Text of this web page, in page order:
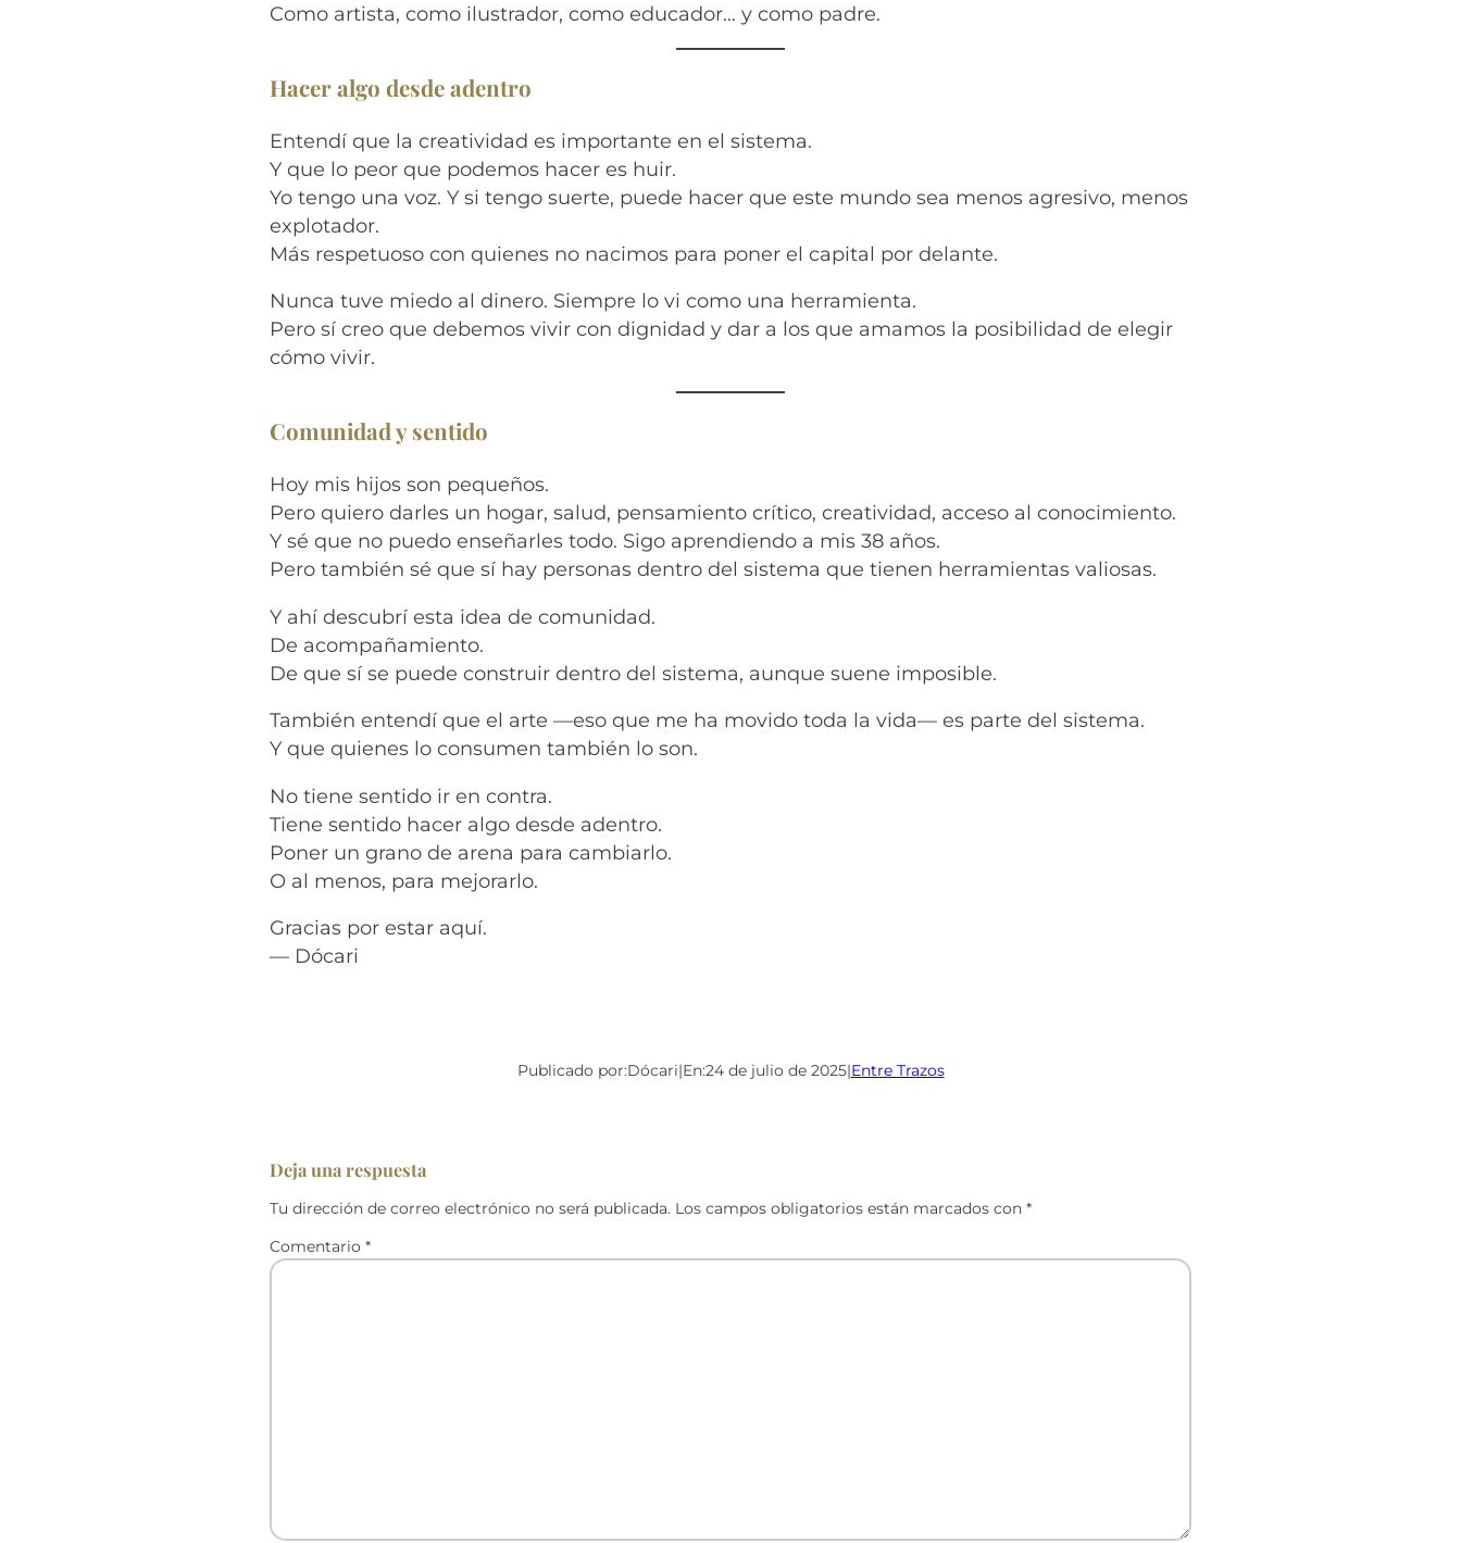
Como artista, como ilustrador, como educador… y como padre.
Hacer algo desde adentro
Entendí que la creatividad es importante en el sistema.
Y que lo peor que podemos hacer es huir.
Yo tengo una voz. Y si tengo suerte, puede hacer que este mundo sea menos agresivo, menos
explotador.
Más respetuoso con quienes no nacimos para poner el capital por delante.
Nunca tuve miedo al dinero. Siempre lo vi como una herramienta.
Pero sí creo que debemos vivir con dignidad y dar a los que amamos la posibilidad de elegir
cómo vivir.
Comunidad y sentido
Hoy mis hijos son pequeños.
Pero quiero darles un hogar, salud, pensamiento crítico, creatividad, acceso al conocimiento.
Y sé que no puedo enseñarles todo. Sigo aprendiendo a mis 38 años.
Pero también sé que sí hay personas dentro del sistema que tienen herramientas valiosas.
Y ahí descubrí esta idea de comunidad.
De acompañamiento.
De que sí se puede construir dentro del sistema, aunque suene imposible.
También entendí que el arte —eso que me ha movido toda la vida— es parte del sistema.
Y que quienes lo consumen también lo son.
No tiene sentido ir en contra.
Tiene sentido hacer algo desde adentro.
Poner un grano de arena para cambiarlo.
O al menos, para mejorarlo.
Gracias por estar aquí.
— Dócari
Publicado por:Dócari|En:24 de julio de 2025|Entre Trazos
Deja una respuesta
Tu dirección de correo electrónico no será publicada. Los campos obligatorios están marcados con *
Comentario *